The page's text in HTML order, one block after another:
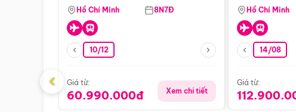
Pamukkale
Hồ Chí Minh 8N7Đ
10/12
Giá từ:
60.990.000đ Xem chi tiết
Thiên Nhiên
Hồ Chí Minh
14/08
Giá từ:
‹